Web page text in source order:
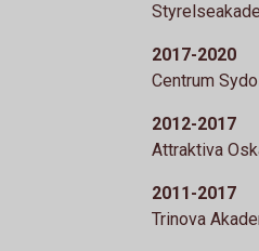
2017-2020
Centrum
2012-2017
Attraktiva
2011-2017
Trinova